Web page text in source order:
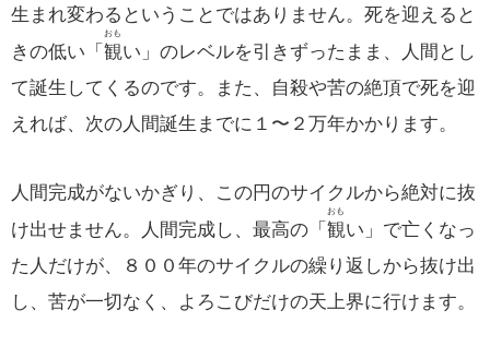
生まれ変わるということではありません。死を迎えると
きの低い「観
おも
い」のレベルを引きずったまま、人間とし
て誕生してくるのです。また、自殺や苦の絶頂で死を迎
えれば、次の人間誕生までに１〜２万年かかります。
人間完成がないかぎり、この円のサイクルから絶対に抜
け出せません。人間完成し、最高の「観
おも
い」で亡くなっ
た人だけが、８００年のサイクルの繰り返しから抜け出
し、苦が一切なく、よろこびだけの天上界に行けます。